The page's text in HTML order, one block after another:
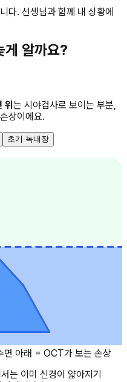
다. 선생님과 함께 내 상황에
게 알까요?
위 는 시야검사로 보이는 부분,
상이에요.
초기 녹내장
아래 = OCT가 보는 손상
는 이미 신경이 얇아지기